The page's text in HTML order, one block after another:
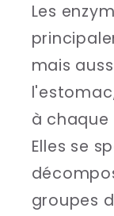
Les
mais
à
Elles se
groupes